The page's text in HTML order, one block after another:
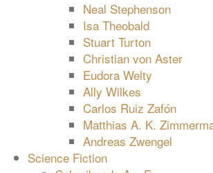
Neal Stephenson
Isa Theobald
Stuart Turton
Christian von Aster
Eudora Welty
Ally Wilkes
Carlos Ruiz Zafón
Matthias A. K.
Andreas Zwengel
Science Fiction